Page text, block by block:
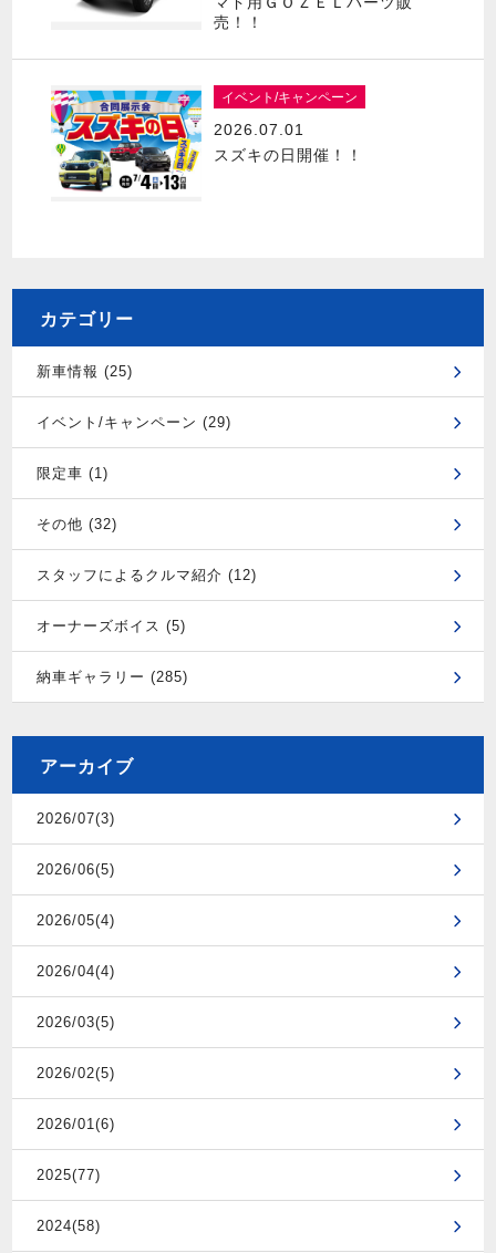
売！！
イベント/キャンペーン
2026.07.01
スズキの日開催！！
カテゴリー
新車情報 (25)
イベント/キャンペーン (29)
限定車 (1)
その他 (32)
スタッフによるクルマ紹介 (12)
オーナーズボイス (5)
納車ギャラリー (285)
アーカイブ
2026/07(3)
2026/06(5)
2026/05(4)
2026/04(4)
2026/03(5)
2026/02(5)
2026/01(6)
2025(77)
2024(58)